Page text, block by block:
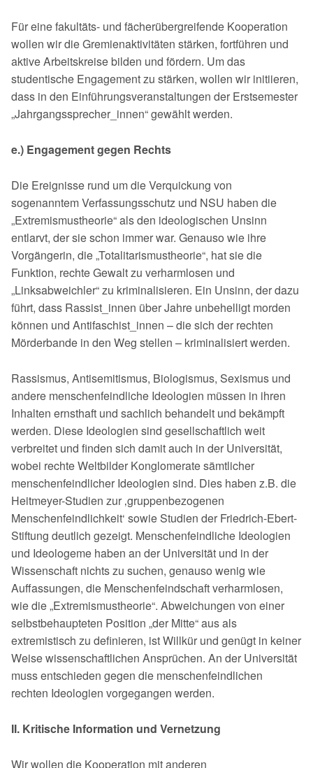
Für eine fakultäts- und fächerübergreifende Kooperation
wollen wir die Gremien­aktivitäten stärken, fortführen und
aktive Arbeitskreise bilden und fördern. Um das
studentische Engagement zu stärken, wollen wir initiieren,
dass in den Ein­führungsveranstaltungen der Erstsemester
„Jahrgangssprecher_innen“ gewählt werden.
e.) Engagement gegen Rechts
Die Ereignisse rund um die Verquickung von
sogenanntem Verfassungsschutz und NSU haben die
„Extremismustheorie“ als den ideologischen Unsinn
entlarvt, der sie schon immer war. Genauso wie ihre
Vorgängerin, die „Totalitarismustheorie“, hat sie die
Funktion, rechte Gewalt zu verharmlosen und
„Linksabweichler“ zu kriminalisieren. Ein Unsinn, der dazu
führt, dass Rassist_innen über Jahre unbe­helligt morden
können und Antifaschist_innen – die sich der rechten
Mörderban­de in den Weg stellen – kriminalisiert werden.
Rassismus, Antisemitismus, Biologismus, Sexismus und
andere menschenfeindli­che Ideologien müssen in ihren
Inhalten ernsthaft und sachlich behandelt und be­kämpft
werden. Diese Ideologien sind gesellschaftlich weit
verbreitet und finden sich damit auch in der Universität,
wobei rechte Weltbilder Konglomerate sämtli­cher
menschenfeindlicher Ideologien sind. Dies haben z.B. die
Heitmeyer-Studien zur ‚gruppenbezogenen
Menschenfeindlichkeit‘ sowie Studien der Friedrich-Ebert­-
Stiftung deutlich gezeigt. Menschenfeindliche Ideologien
und Ideologeme haben an der Universität und in der
Wissenschaft nichts zu suchen, genauso we­nig wie
Auffassungen, die Menschenfeindschaft verharmlosen,
wie die „Extre­mismustheorie“. Abweichungen von einer
selbstbehaupteten Position „der Mitte“ aus als
extremistisch zu definieren, ist Willkür und genügt in keiner
Weise wissenschaftlichen Ansprüchen. An der Universität
muss entschieden gegen die menschenfeindlichen
rechten Ideologien vorgegangen werden.
II. Kritische Information und Vernetzung
Wir wollen die Kooperation mit anderen